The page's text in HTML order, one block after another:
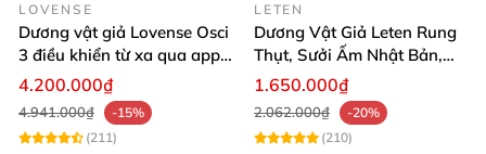
LOVENSE
Dương vật giả Lovense Osci
3 điều khiển từ xa qua app
máy rung điểm G
4.200.000₫
4.941.000₫
-15%
(211)
LETEN
Dương Vật Giả Leten Rung
Thụt, Sưởi Ấm Nhật Bản,
Cực Mạnh
1.650.000₫
2.062.000₫
-20%
(210)